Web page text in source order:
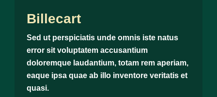
Billecart
Sed ut perspiciatis unde omnis iste natus
error sit voluptatem accusantium
doloremque laudantium, totam rem aperiam,
eaque ipsa quae ab illo inventore veritatis et
quasi.